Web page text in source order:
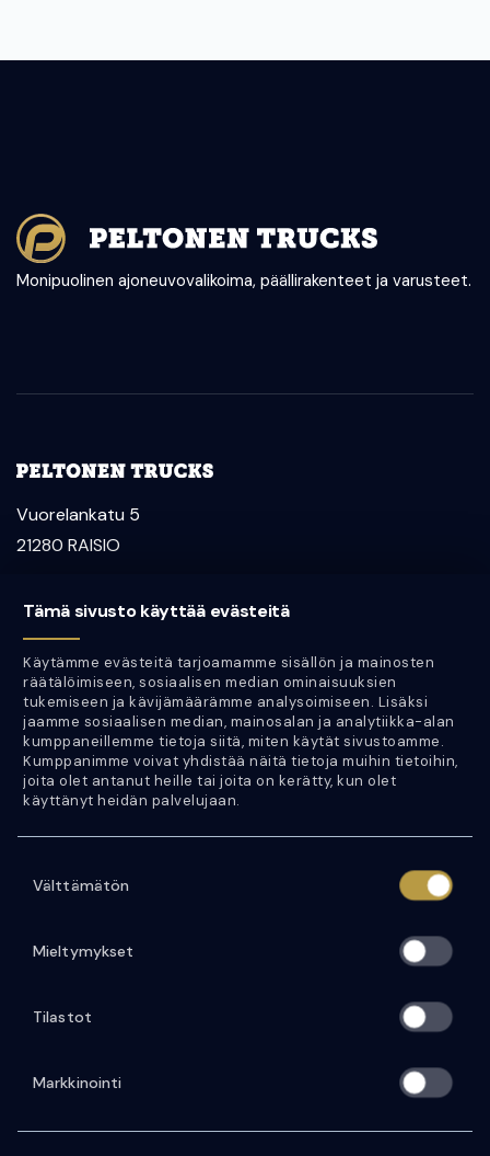
Tämä sivusto käyttää evästeitä
Käytämme evästeitä tarjoamamme sisällön ja mainosten
räätälöimiseen, sosiaalisen median ominaisuuksien
tukemiseen ja kävijämäärämme analysoimiseen. Lisäksi
jaamme sosiaalisen median, mainosalan ja analytiikka-alan
kumppaneillemme tietoja siitä, miten käytät sivustoamme.
Kumppanimme voivat yhdistää näitä tietoja muihin tietoihin,
joita olet antanut heille tai joita on kerätty, kun olet
käyttänyt heidän palvelujaan.
e
Välttämätön
Mieltymykset
Tilastot
Markkinointi
Monipuolinen ajoneuvovalikoima, päällirakenteet ja varusteet.
Vuorelankatu 5
21280 RAISIO
Aleksi Peltonen
050 452 0344
Jan Peltonen
050 452 0333
Y-tunnus: 2746302-1
Ajoneuvohaku
Yritys